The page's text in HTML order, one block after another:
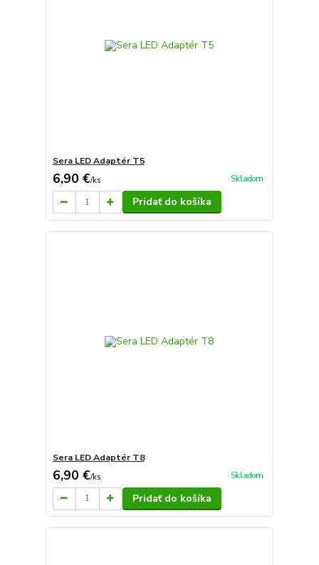
Sera LED Adaptér T5
6,90 €/ks Skladom
Pridať do košíka
Sera LED Adaptér T8
6,90 €/ks Skladom
Pridať do košíka